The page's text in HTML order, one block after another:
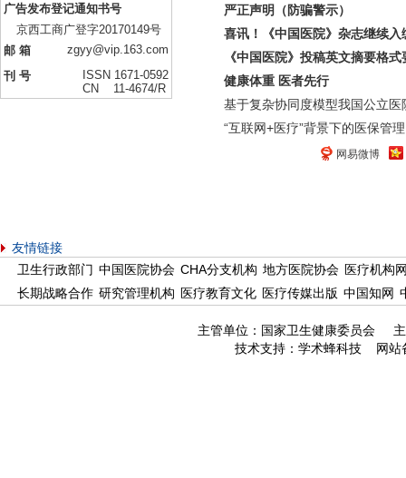
广告发布登记通知书号
京西工商广登字20170149号
邮 箱
zgyy@vip.163.com
刊 号
ISSN 1671-0592
CN 11-4674/R
严正声明（防骗警示）
喜讯！《中国医院》杂志继续入
《中国医院》投稿英文摘要格式
健康体重 医者先行
基于复杂协同度模型我国公立医
“互联网+医疗”背景下的医保管理
网易微博
友情链接
卫生行政部门 中国医院协会 CHA分支机构 地方医院协会 医疗机构
长期战略合作 研究管理机构 医疗教育文化 医疗传媒出版 中国知网
主管单位：国家卫生健康委员会
技术支持：学术蜂科技 网站